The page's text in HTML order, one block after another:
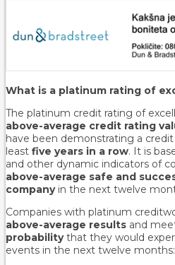
What is a platinum rating of
The platinum credit rating of
above-average credit rating
have been demonstrating a
least five years in a row. It is
and other dynamic indicators of
above-average safe and
companyin the next twelve
Companies with platinum
above-average results and
probabilitythat they would
events in the next twelve months: